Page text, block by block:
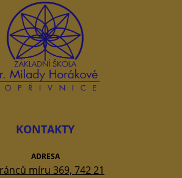
KONTAKTY
ADRESA
míru 369, 742 21